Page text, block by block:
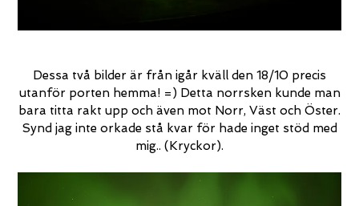
Dessa två bilder är från igår kväll den 18/10 precis
utanför porten hemma! =) Detta norrsken kunde man
bara titta rakt upp och även mot Norr, Väst och Öster.
Synd jag inte orkade stå kvar för hade inget stöd med
mig.. (Kryckor).